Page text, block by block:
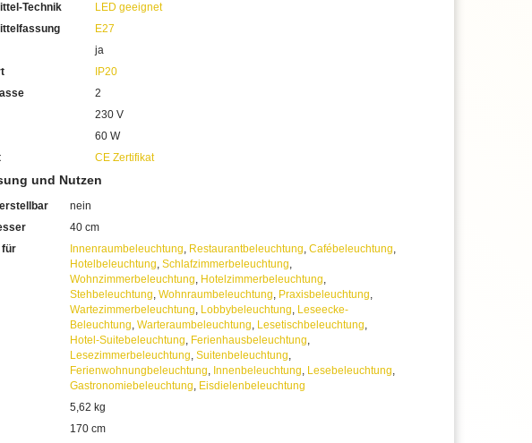
Technik
LED geeignet
E27
ja
IP20
2
230 V
60 W
CE Zertifikat
und Nutzen
nein
40 cm
für
Innenraumbeleuchtung, Restaurantbeleuchtung, Cafébeleuchtung,
Hotelbeleuchtung, Schlafzimmerbeleuchtung,
Wohnzimmerbeleuchtung, Hotelzimmerbeleuchtung,
Stehbeleuchtung, Wohnraumbeleuchtung, Praxisbeleuchtung,
Wartezimmerbeleuchtung, Lobbybeleuchtung, Leseecke-
Beleuchtung, Warteraumbeleuchtung, Lesetischbeleuchtung,
Hotel-Suitebeleuchtung, Ferienhausbeleuchtung,
Lesezimmerbeleuchtung, Suitenbeleuchtung,
Ferienwohnungbeleuchtung, Innenbeleuchtung, Lesebeleuchtung,
Gastronomiebeleuchtung, Eisdielenbeleuchtung
5,62 kg
170 cm